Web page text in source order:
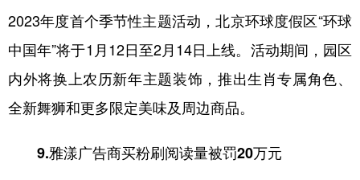
2023年度首个季节性主题活动，北京环球度假区“环球
中国年”将于1月12日至2月14日上线。活动期间，园区
内外将换上农历新年主题装饰，推出生肖专属角色、
全新舞狮和更多限定美味及周边商品。
9.雅漾广告商买粉刷阅读量被罚20万元